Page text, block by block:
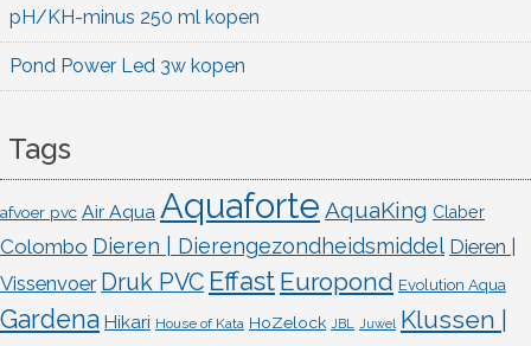
pH/KH-minus 250 ml kopen
Pond Power Led 3w kopen
Tags
afvoer pvc Air Aqua Aquaforte AquaKing Claber
Colombo Dieren | Dierengezondheidsmiddel Dieren |
Vissenvoer Druk PVC Effast Europond Evolution Aqua
Gardena Hikari House of Kata HoZelock JBL Juwel Klussen |